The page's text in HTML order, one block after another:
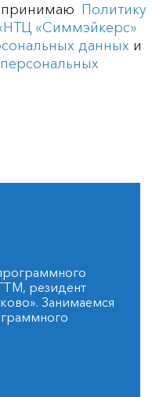
принимаю Политику
«Симмэйкерс»
данных и
резидент
Занимаемся